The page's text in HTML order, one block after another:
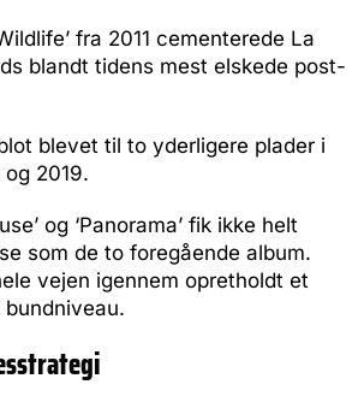
fra 2011 cementerede La
blandt tidens mest elskede post-
blevet til to yderligere plader i
2019.
og ‘Panorama’ fik ikke helt
som de to foregående album.
vejen igennem opretholdt et